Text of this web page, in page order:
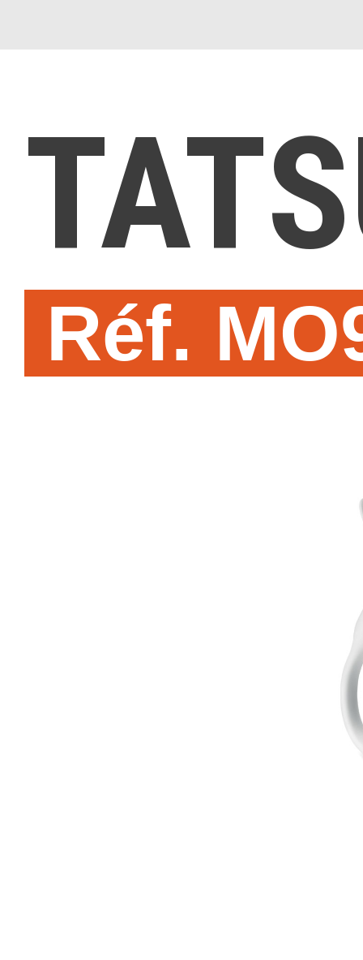
Réf.